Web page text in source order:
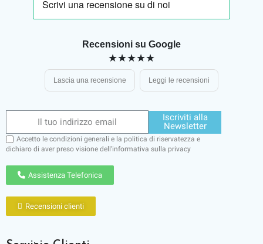
Recensioni su Google
★★★★★
Lascia una recensione Leggi le recensioni
Iscriviti alla
Newsletter
Accetto le condizioni generali e la politica di riservatezza e
dichiaro di aver preso visione dell'informativa sulla privacy
Assistenza Telefonica
Recensioni clienti